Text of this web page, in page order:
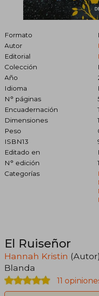
Formato
Autor
Editorial
Colección
Año
Idioma
N° páginas
Encuadernación
Dimensiones
Peso
ISBN13
Editado en
N° edición
1
Categorías
El Ruiseñor
Hannah Kristin (Autor)
Blanda
11